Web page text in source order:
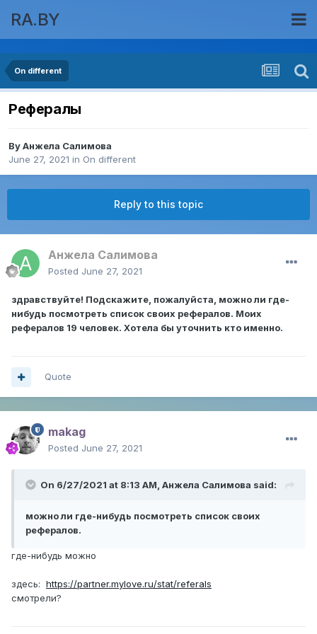
RA.BY
On different
Рефералы
ByАнжела Салимова
June 27, 2021 in On different
Reply to this topic
Анжела Салимова
Posted June 27, 2021
здравствуйте! Подскажите, пожалуйста, можно ли где-
нибудь посмотреть список своих рефералов. Моих
рефералов 19 человек. Хотела бы уточнить кто именно.
Quote
makag
Posted June 27, 2021
On 6/27/2021 at 8:13 AM, Анжела Салимова said:
можно ли где-нибудь посмотреть список своих
рефералов.
где-нибудь можно
здесь: https://partner.mylove.ru/stat/referals
смотрели?